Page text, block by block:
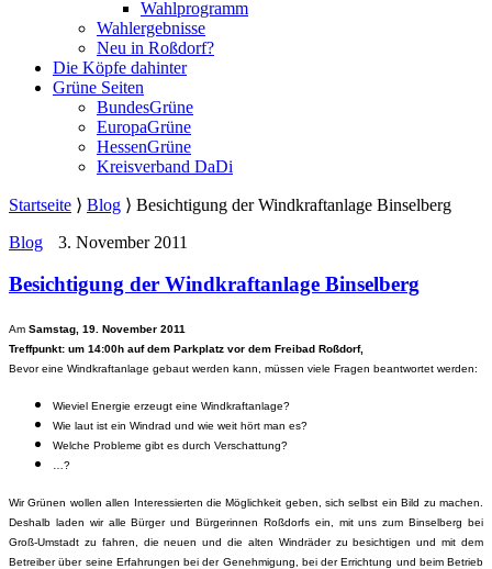
Wahlprogramm
Wahlergebnisse
Neu in Roßdorf?
Die Köpfe dahinter
Grüne Seiten
BundesGrüne
EuropaGrüne
HessenGrüne
Kreisverband DaDi
Startseite ⟩ Blog ⟩ Besichtigung der Windkraftanlage Binselberg
Blog
3. November 2011
Besichtigung der Windkraftanlage Binselberg
Am Samstag, 19. November 2011
Treffpunkt: um 14:00h auf dem Parkplatz vor dem Freibad Roßdorf,
Bevor eine Windkraftanlage gebaut werden kann, müssen viele Fragen beantwortet werden:
Wieviel Energie erzeugt eine Windkraftanlage?
Wie laut ist ein Windrad und wie weit hört man es?
Welche Probleme gibt es durch Verschattung?
…?
Wir Grünen wollen allen Interessierten die Möglichkeit geben, sich selbst ein Bild zu machen.
Deshalb laden wir alle Bürger und Bürgerinnen Roßdorfs ein, mit uns zum Binselberg bei
Groß-Umstadt zu fahren, die neuen und die alten Windräder zu besichtigen und mit dem
Betreiber über seine Erfahrungen bei der Genehmigung, bei der Errichtung und beim Betrieb